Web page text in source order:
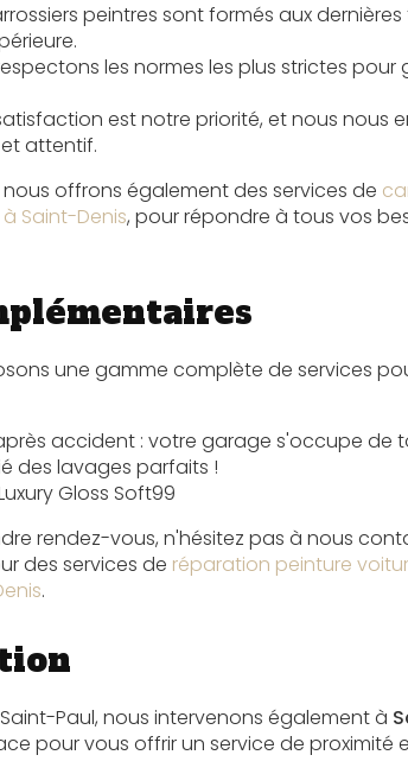
peintres sont formés aux
les normes les plus strictes
est notre priorité, et nous nous
attentif.
offrons également des services de
Saint-Denis, pour répondre à tous vos
une gamme complète de services
accident : votre garage s'occupe de
des lavages parfaits !
Gloss Soft99
rendez-vous, n'hésitez pas à nous
des services de réparation peinture
.
Paul, nous intervenons également à
pour vous offrir un service de proximité